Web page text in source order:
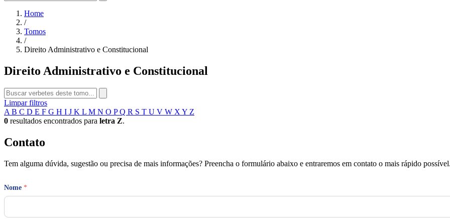
Home
/
Tomos
/
Direito Administrativo e Constitucional
Direito Administrativo e Constitucional
Limpar filtros
A B C D E F G H I J K L M N O PQ R S T U V W X Y Z
0 resultados encontrados para letra Z.
Contato
Tem alguma dúvida, sugestão ou precisa de mais informações? Preencha o formulário abaixo e entraremos em contato o mais rápido
Nome *